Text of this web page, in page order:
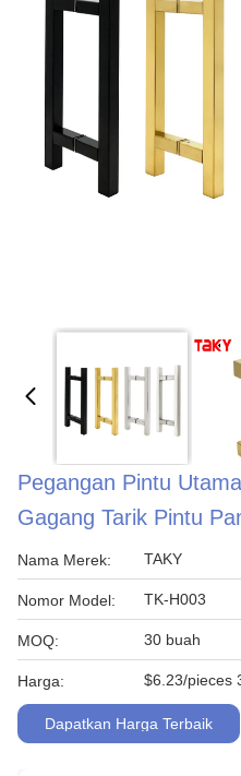
Pegangan Pintu
Gagang Tarik Pintu
Nama Merek: TAKY
Nomor Model: TK-H003
MOQ: 30 buah
Harga: $6.23/pieces
Dapatkan Harga Terbaik